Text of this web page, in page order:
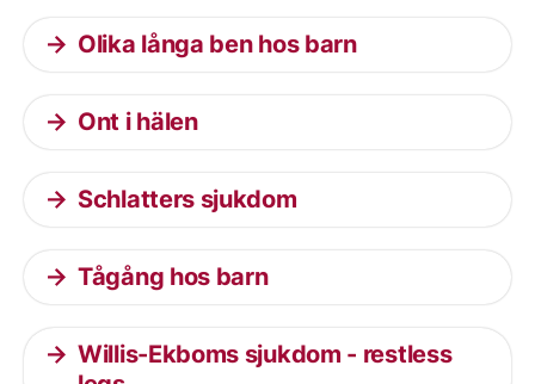
Olika långa ben hos barn
Ont i hälen
Schlatters sjukdom
Tågång hos barn
Willis-Ekboms sjukdom - restless